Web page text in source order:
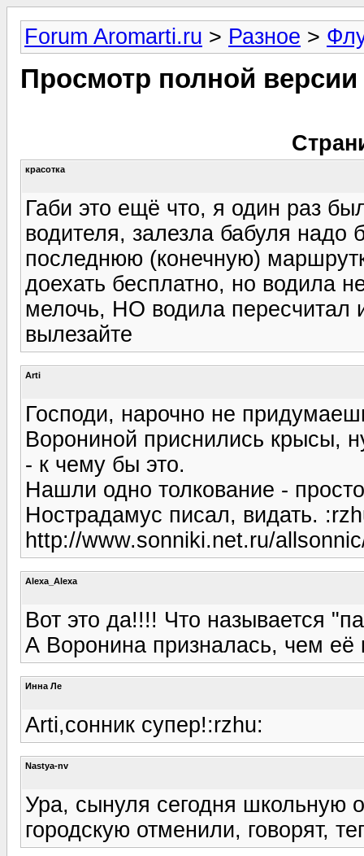
Forum Aromarti.ru > Разное >
Просмотр полной
красотка
Габи это ещё что, я один раз
водителя, залезла бабуля надо
последнюю (конечную)
доехать бесплатно, но водила
мелочь, НО водила пересчитал
вылезайте
Arti
Господи, нарочно не
Ворониной приснились крысы,
- к чему бы это.
Нашли одно толкование -
Нострадамус писал, видать.
http://www.sonniki.net.ru/
Alexa_Alexa
Вот это да!!!! Что называется
А Воронина призналась, чем
Инна Ле
Arti,сонник супер!:rzhu:
Nastya-nv
Ура, сынуля сегодня школьную
городскую отменили, говорят,